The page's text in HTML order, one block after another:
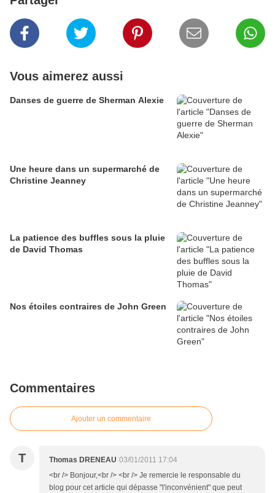
Vous aimerez aussi
Danses de guerre de Sherman Alexie
Une heure dans un supermarché de
Christine Jeanney
La patience des buffles sous la pluie
de David Thomas
Nos étoiles contraires de John Green
Commentaires
Ajouter un commentaire
T Thomas DRENEAU 03/01/2011 17:04
<br /> Bonjour,<br /> <br /> Je remercie le responsable du
blog pour cet article qui dépasse "l'inconvénient" que peut